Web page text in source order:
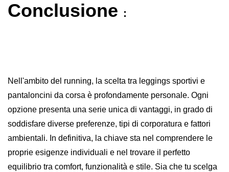
Conclusione :
Nell'ambito del running, la scelta tra leggings sportivi e
pantaloncini da corsa è profondamente personale. Ogni
opzione presenta una serie unica di vantaggi, in grado di
soddisfare diverse preferenze, tipi di corporatura e fattori
ambientali. In definitiva, la chiave sta nel comprendere le
proprie esigenze individuali e nel trovare il perfetto
equilibrio tra comfort, funzionalità e stile. Sia che tu scelga